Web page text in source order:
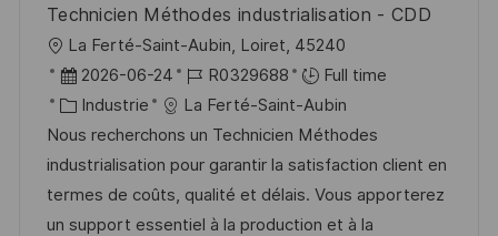
o
n
c
h
a
g
e
d
u
p
o
s
t
e
Technicien Méthodes industrialisation - CDD
o
c
a
l
i
s
La Ferté-Saint-Aubin, Loiret, 45240
D
a
t
e
d
’
2026-06-24
R
é
f
é
r
e
R0329688
Full time
C
a
t
é
g
Industrie
La Ferté-Saint-Aubin
Nous recherchons un Technicien Méthodes
industrialisation pour garantir la satisfaction client en
termes de coûts, qualité et délais. Vous apporterez
un support essentiel à la production et à la